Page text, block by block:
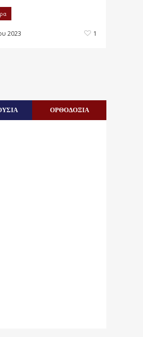
2023 1
ΟΡΘΟΔΟΞΙΑ